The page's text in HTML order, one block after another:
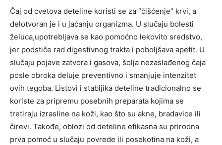
Čaj od cvetova deteline koristi se za “čišćenje” krvi, a
delotvoran je i u jačanju organizma. U slučaju bolesti
želuca,upotrebljava se kao pomoćno lekovito sredstvo,
jer podstiče rad digestivnog trakta i poboljšava apetit. U
slučaju pojave zatvora i gasova, šolja nezaslađenog čaja
posle obroka deluje preventivno i smanjuje intenzitet
ovih tegoba. Listovi i stabljika deteline tradicionalno se
koriste za pripremu posebnih preparata kojima se
tretiraju izrasline na koži, kao što su akne, bradavice ili
čirevi. Takođe, oblozi od deteline efikasna su prirodna
prva pomoć u slučaju povrede ili posekotina na koži, a